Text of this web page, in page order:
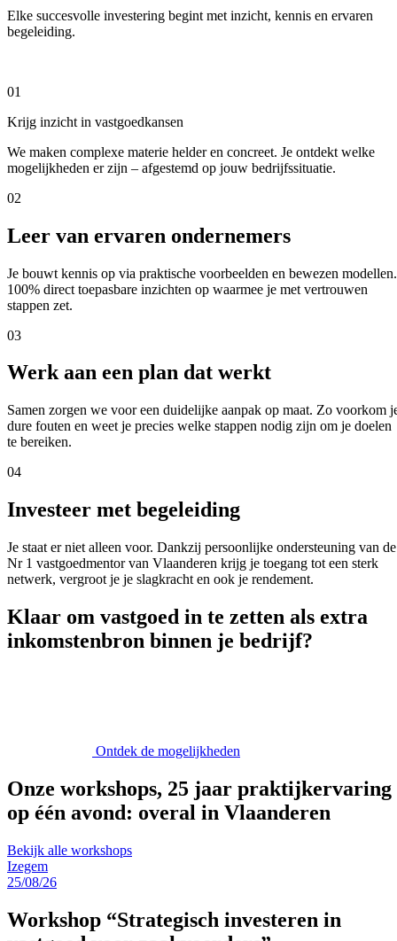
Elke succesvolle investering begint met inzicht, kennis en ervaren
begeleiding.
01
Krijg inzicht in vastgoedkansen
We maken complexe materie helder en concreet. Je ontdekt welke
mogelijkheden er zijn – afgestemd op jouw bedrijfssituatie.
02
Leer van ervaren ondernemers
Je bouwt kennis op via praktische voorbeelden en bewezen modellen.
100% direct toepasbare inzichten op waarmee je met vertrouwen
stappen zet.
03
Werk aan een plan dat werkt
Samen zorgen we voor een duidelijke aanpak op maat. Zo voorkom
dure fouten en weet je precies welke stappen nodig zijn om je doelen
te bereiken.
04
Investeer met begeleiding
Je staat er niet alleen voor. Dankzij persoonlijke ondersteuning van de
Nr 1 vastgoedmentor van Vlaanderen krijg je toegang tot een sterk
netwerk, vergroot je je slagkracht en ook je rendement.
Klaar om vastgoed in te zetten als extra
inkomstenbron binnen je bedrijf?
Ontdek de mogelijkheden
Onze workshops, 25 jaar praktijkervaring
op één avond: overal in Vlaanderen
Bekijk alle workshops
Izegem
25/08/26
Workshop “Strategisch investeren in